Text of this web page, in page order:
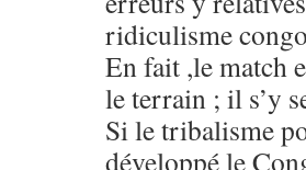
ridiculisme
En fait ,le match
le terrain ; il s’y
Si le tribalisme
développé le